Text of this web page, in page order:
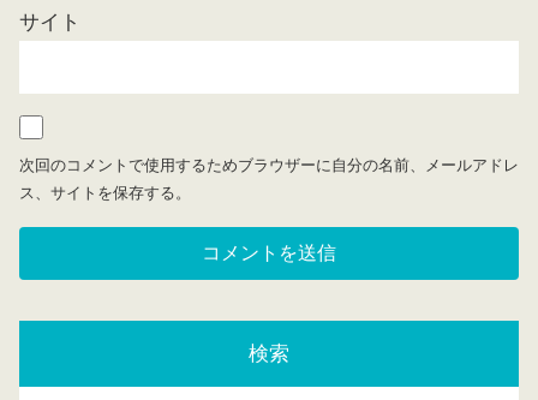
サイト
次回のコメントで使用するためブラウザーに自分の名前、メールアドレ
ス、サイトを保存する。
検索